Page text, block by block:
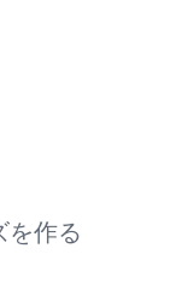
を作る